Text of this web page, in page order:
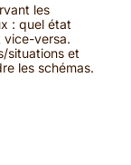
les
: quel état
vice-versa.
situations et
les schémas.